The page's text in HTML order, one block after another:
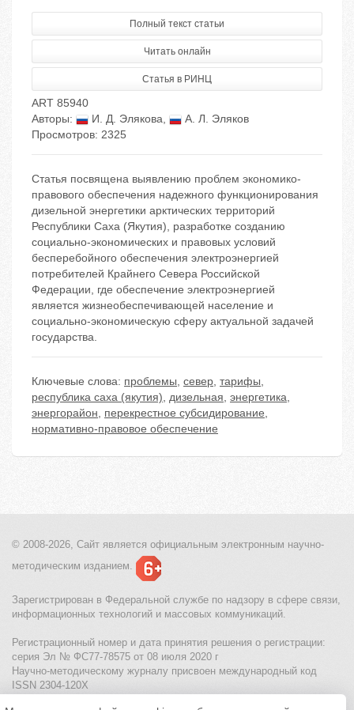
Полный текст статьи
Читать онлайн
Статья в РИНЦ
ART 85940
Авторы:
И. Д. Элякова,
А. Л. Эляков
Просмотров: 2325
Статья посвящена выявлению проблем экономико-
правового обеспечения надежного функционирования
дизельной энергетики арктических территорий
Республики Саха (Якутия), разработке созданию
социально-экономических и правовых условий
бесперебойного обеспечения электроэнергией
потребителей Крайнего Севера Российской
Федерации, где обеспечение электроэнергией
является жизнеобеспечивающей население и
социально-экономическую сферу актуальной задачей
государства.
Ключевые слова: проблемы, север, тарифы,
республика саха (якутия), дизельная, энергетика,
энергорайон, перекрестное субсидирование,
нормативно-правовое обеспечение
© 2008-2026, Сайт является официальным электронным научно-
методическим изданием.
Зарегистрирован в Федеральной службе по надзору в сфере связи,
информационных технологий и массовых коммуникаций.
Регистрационный номер и дата принятия решения о регистрации:
серия Эл № ФС77-78575 от 08 июля 2020 г
Научно-методическому журналу присвоен международный код
ISSN 2304-120X